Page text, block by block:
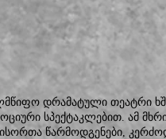
დრამატული თეატრი
სპექტაკლებით. ამ
წარმოდგენები,